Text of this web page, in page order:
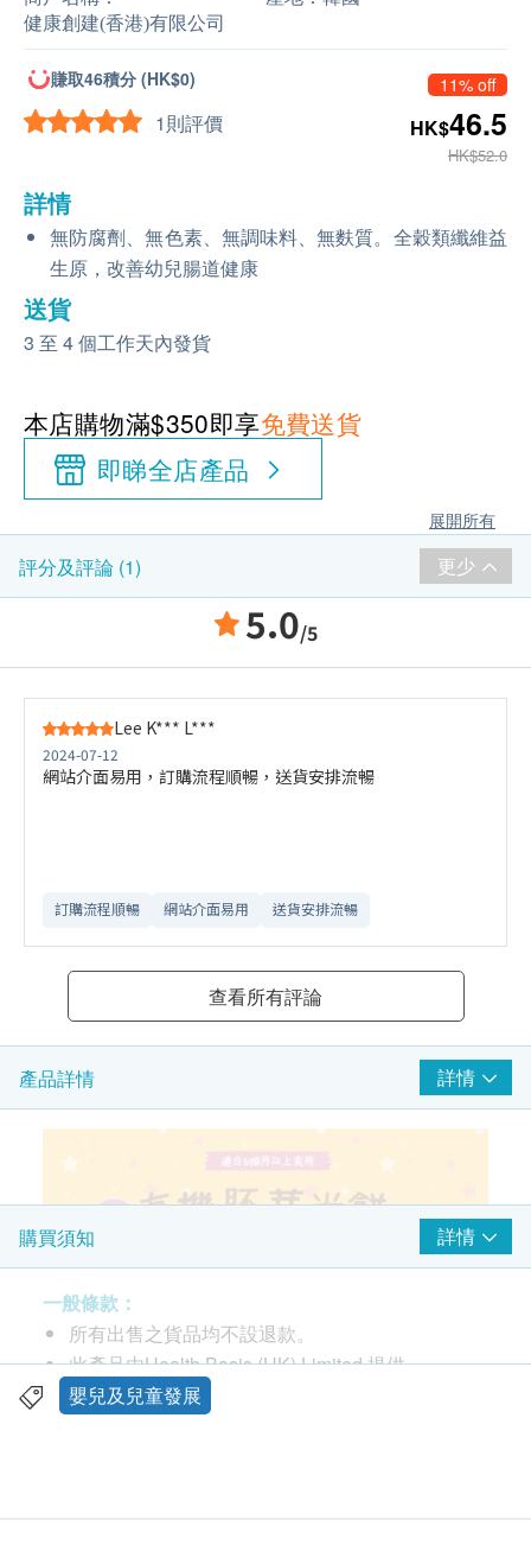
健康創建(香港)有限公司
賺取46積分 (HK$0)
1則評價
11% off
HK$46.5
HK$52.0
詳情
無防腐劑、無色素、無調味料、無麩質。全穀類纖維益
生原，改善幼兒腸道健康
送貨
3 至 4 個工作天內發貨
本店購物滿$350即享免費送貨
即睇全店產品
展開所有
評分及評論 (1) 更少
5.0/5
Lee K*** L***
2024-07-12
網站介面易用，訂購流程順暢，送貨安排流暢
訂購流程順暢 網站介面易用 送貨安排流暢
查看所有評論
產品詳情 詳情
購買須知 詳情
一般條款：
所有出售之貨品均不設退款。
此產品由Health Basis (HK) Limited 提供。
如有任何爭議，Health Basis (HK) Limited 及健康
嬰兒及兒童發展